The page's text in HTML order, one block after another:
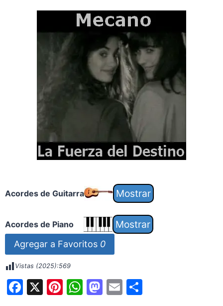
Acordes de Guitarra
Acordes de Piano
Agregar a Favoritos 0
Vistas (2025):569
F X Pi W M E S